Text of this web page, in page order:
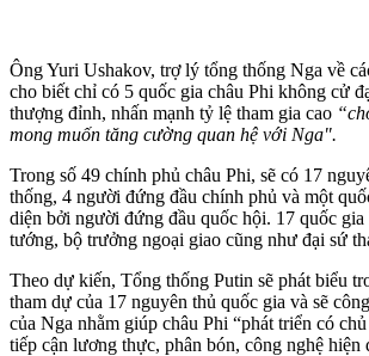
Ông Yuri Ushakov, trợ lý tổng thống Nga về
cho biết chỉ có 5 quốc gia châu Phi không cử
thượng đỉnh, nhấn mạnh tỷ lệ tham gia cao
mong muốn tăng cường quan hệ với Nga".
Trong số 49 chính phủ châu Phi, sẽ có 17
thống, 4 người đứng đầu chính phủ và một
diện bởi người đứng đầu quốc hội. 17 quốc gia
tướng, bộ trưởng ngoại giao cũng như đại sứ
Theo dự kiến, Tổng thống Putin sẽ phát biểu
tham dự của 17 nguyên thủ quốc gia và sẽ
của Nga nhằm giúp châu Phi “phát triển có
tiếp cận lương thực, phân bón, công nghệ hiện